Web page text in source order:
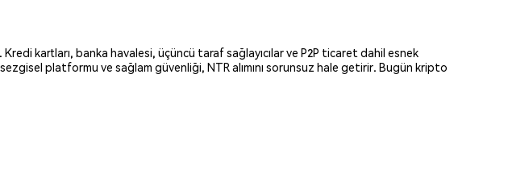
kartları, banka havalesi, üçüncü taraf sağlayıcılar ve P2P ticaret dahil esnek
platformu ve sağlam güvenliği, NTR alımını sorunsuz hale getirir. Bugün kripto